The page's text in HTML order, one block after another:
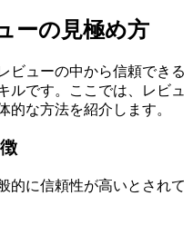
ーの見極め方
ビューの中から信頼できる
ルです。ここでは、レビュ
的な方法を紹介します。
的に信頼性が高いとされて